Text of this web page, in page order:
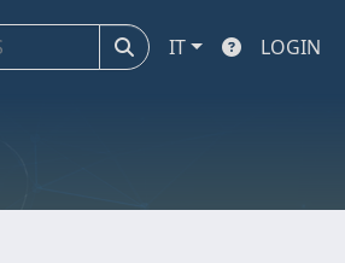
IT LOGIN